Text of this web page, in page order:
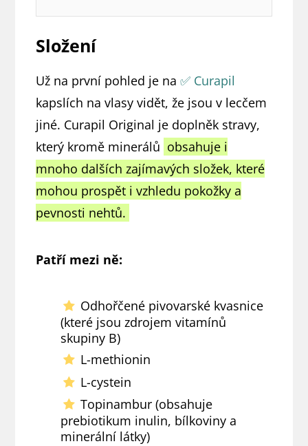
Složení
Už na první pohled je na✅ Curapil
kapslích na vlasy vidět, že jsou v lecčem
jiné. Curapil Original je doplněk stravy,
který kromě minerálů obsahuje i
mnoho dalších zajímavých složek, které
mohou prospět i vzhledu pokožky a
pevnosti nehtů.
Patří mezi ně:
Odhořčené pivovarské kvasnice
(které jsou zdrojem vitamínů
skupiny B)
L-methionin
L-cystein
Topinambur (obsahuje
prebiotikum inulin, bílkoviny a
minerální látky)